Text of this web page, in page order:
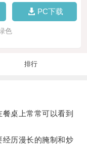
PC下载
色
排行
桌上常常可以看到
历漫长的腌制和炒